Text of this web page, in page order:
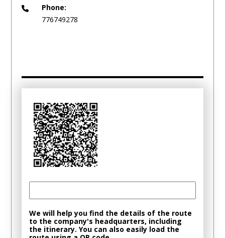
Phone:
776749278
We will help you find the details of the route
to the company's headquarters, including
the itinerary. You can also easily load the